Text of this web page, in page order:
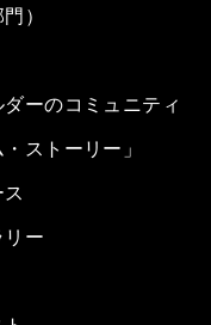
）
ーのコミュニティ
ストーリー」
リー